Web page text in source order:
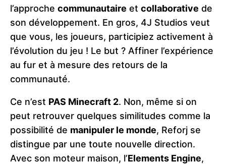
l’approche communautaire et collaborative de
son développement. En gros, 4J Studios veut
que vous, les joueurs, participiez activement à
l’évolution du jeu ! Le but ? Affiner l’expérience
au fur et à mesure des retours de la
communauté.
Ce n’est PAS Minecraft 2. Non, même si on
peut retrouver quelques similitudes comme la
possibilité de manipuler le monde, Reforj se
distingue par une toute nouvelle direction.
Avec son moteur maison, l’Elements Engine,